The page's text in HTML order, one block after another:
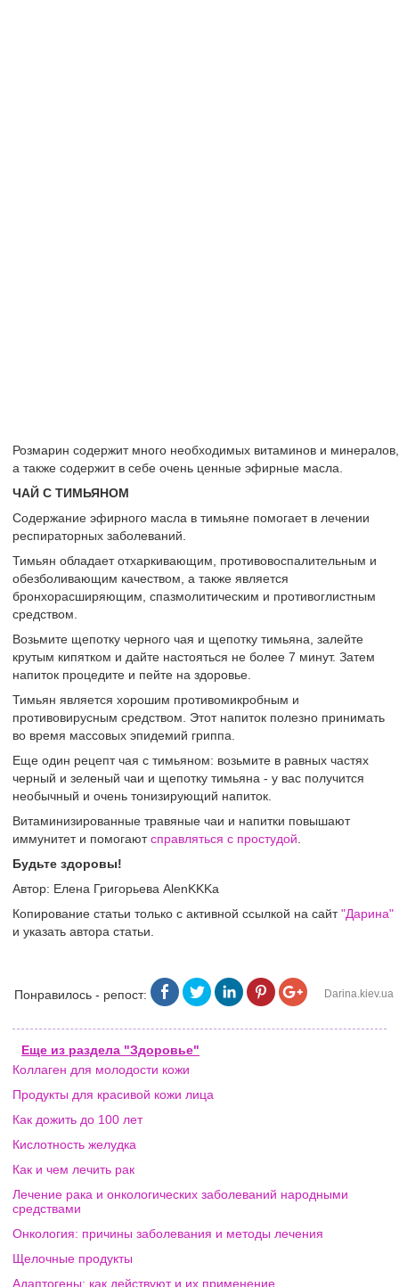
Розмарин содержит много необходимых витаминов и минералов,
а также содержит в себе очень ценные эфирные масла.
ЧАЙ С ТИМЬЯНОМ
Содержание эфирного масла в тимьяне помогает в лечении
респираторных заболеваний.
Тимьян обладает отхаркивающим, противовоспалительным и
обезболивающим качеством, а также является
бронхорасширяющим, спазмолитическим и противоглистным
средством.
Возьмите щепотку черного чая и щепотку тимьяна, залейте
крутым кипятком и дайте настояться не более 7 минут. Затем
напиток процедите и пейте на здоровье.
Тимьян является хорошим противомикробным и
противовирусным средством. Этот напиток полезно принимать
во время массовых эпидемий гриппа.
Еще один рецепт чая с тимьяном: возьмите в равных частях
черный и зеленый чаи и щепотку тимьяна - у вас получится
необычный и очень тонизирующий напиток.
Витаминизированные травяные чаи и напитки повышают
иммунитет и помогаютсправляться с простудой
Будьте здоровы!
Автор: Елена Григорьева AlenKKKa
Копирование статьи только с активной ссылкой на сайт"Дарина"
и указать автора статьи.
Понравилось - репост: Darina.kiev.ua
Еще из раздела "Здоровье"
Коллаген для молодости кожи
Продукты для красивой кожи лица
Как дожить до 100 лет
Кислотность желудка
Как и чем лечить рак
Лечение рака и онкологических заболеваний народными
средствами
Онкология: причины заболевания и методы лечения
Щелочные продукты
Адаптогены: как действуют и их применение